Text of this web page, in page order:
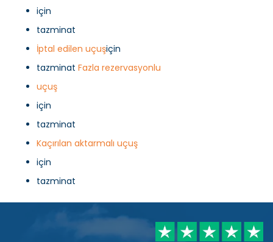
için
tazminat
İptal edilen uçuşiçin
tazminat Fazla rezervasyonlu
uçuş
için
tazminat
Kaçırılan aktarmalı uçuş
için
tazminat